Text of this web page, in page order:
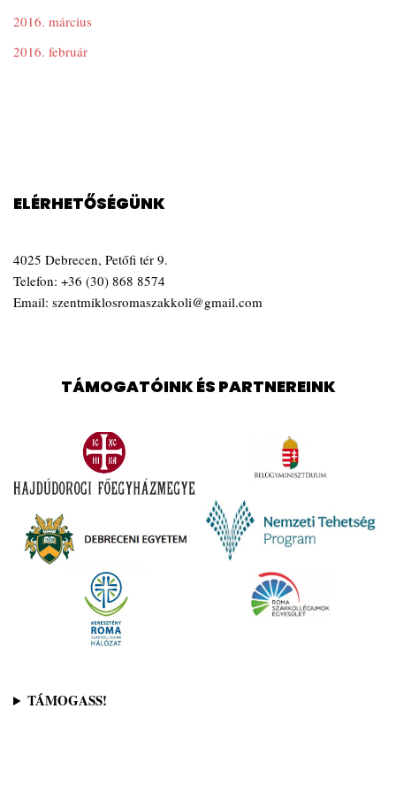
2016. március
2016. február
ELÉRHETŐSÉGÜNK
4025 Debrecen, Petőfi tér 9.
Telefon: +36 (30) 868 8574
Email: szentmiklosromaszakkoli@gmail.com
TÁMOGATÓINK ÉS PARTNEREINK
TÁMOGASS!